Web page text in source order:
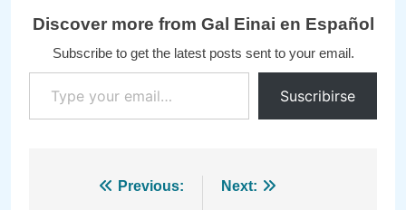
Discover more from Gal Einai en Español
Subscribe to get the latest posts sent to your email.
Type your email…
Suscribirse
Navegación
Previous: Next: